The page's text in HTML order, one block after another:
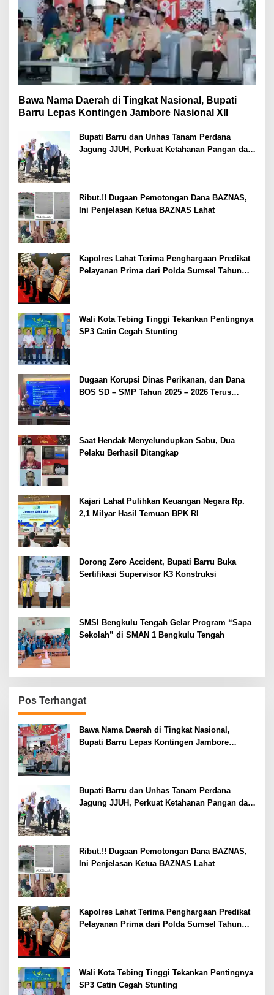
Bawa Nama Daerah di Tingkat Nasional, Bupati
Barru Lepas Kontingen Jambore Nasional XII
Bupati Barru dan Unhas Tanam Perdana
Jagung JJUH, Perkuat Ketahanan Pangan dan
Ribut.!! Dugaan Pemotongan Dana BAZNAS,
Ini Penjelasan Ketua BAZNAS Lahat
Kapolres Lahat Terima Penghargaan Predikat
Pelayanan Prima dari Polda Sumsel Tahun
Wali Kota Tebing Tinggi Tekankan Pentingnya
SP3 Catin Cegah Stunting
Dugaan Korupsi Dinas Perikanan, dan Dana
BOS SD – SMP Tahun 2025 – 2026 Terus
Saat Hendak Menyelundupkan Sabu, Dua
Pelaku Berhasil Ditangkap
Kajari Lahat Pulihkan Keuangan Negara Rp.
2,1 Milyar Hasil Temuan BPK RI
Dorong Zero Accident, Bupati Barru Buka
Sertifikasi Supervisor K3 Konstruksi
SMSI Bengkulu Tengah Gelar Program “Sapa
Sekolah” di SMAN 1 Bengkulu Tengah
Pos Terhangat
Bawa Nama Daerah di Tingkat Nasional,
Bupati Barru Lepas Kontingen Jambore
Bupati Barru dan Unhas Tanam Perdana
Jagung JJUH, Perkuat Ketahanan Pangan dan
Ribut.!! Dugaan Pemotongan Dana BAZNAS,
Ini Penjelasan Ketua BAZNAS Lahat
Kapolres Lahat Terima Penghargaan Predikat
Pelayanan Prima dari Polda Sumsel Tahun
Wali Kota Tebing Tinggi Tekankan Pentingnya
SP3 Catin Cegah Stunting